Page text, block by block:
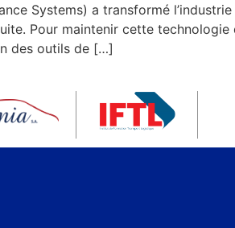
Systems) a transformé
Pour maintenir cette technologie
des outils de […]